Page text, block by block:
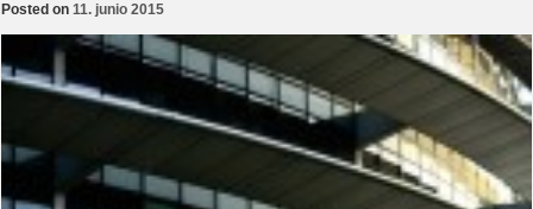
Posted on 11. junio 2015